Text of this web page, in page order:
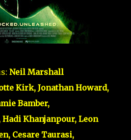
Neil Marshall
Kirk, Jonathan Howard,
Bamber,
Khanjanpour, Leon
Cesare Taurasi,